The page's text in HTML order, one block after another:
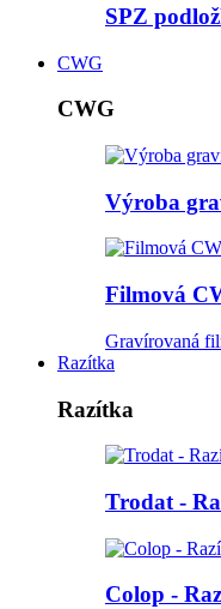
SPZ
CWG
CWG
Výroba
Filmová
Gravírovaná
Razítka
Razítka
Trodat -
Colop -